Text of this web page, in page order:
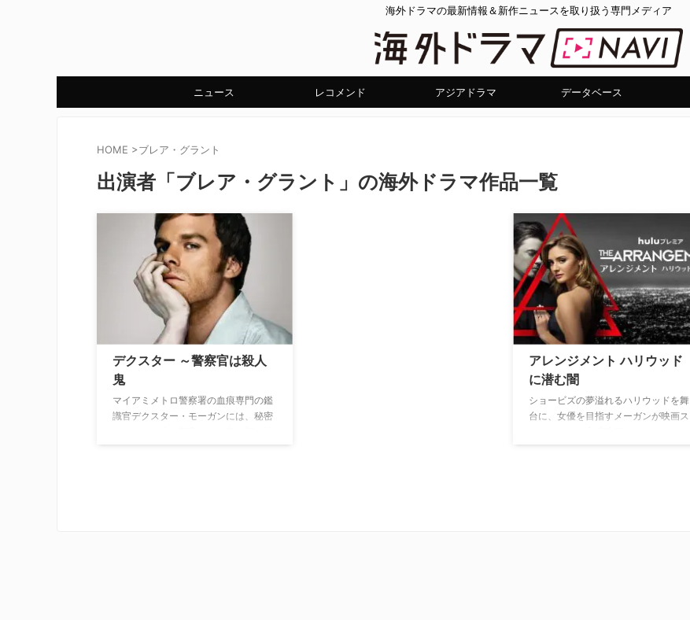
海外ドラマの最新情報＆新作ニュースを取り扱う専門メディア
ニュース レコメンド アジアドラマ データベース
HOME >ブレア・グラント
出演者「ブレア・グラント」の海外ドラマ作品一覧
デクスター ～警察官は殺人
鬼
マイアミメトロ警察署の血痕専門の鑑
識官デクスター・モーガンには、秘密
アレンジメント ハリウッド
に潜む闇
ショービズの夢溢れるハリウッドを舞
台に、女優を目指すメーガンが映画ス